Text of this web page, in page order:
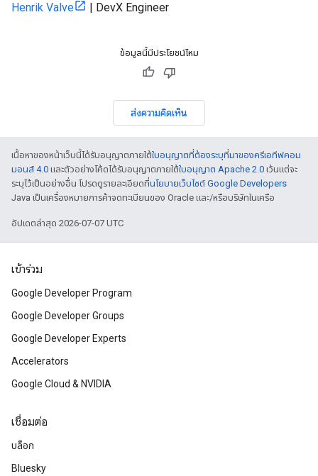
Henrik Valve | DevX Engineer
ข้อมูลนี้มีประโยชน์ไหม
ส่งความคิดเห็น
เนื้อหาของหน้าเว็บนี้ได้รับอนุญาตภายใต้ใบอนุญาตที่ต้องระบุที่มาของครีเอทีฟคอม
มอนส์ 4.0 และตัวอย่างโค้ดได้รับอนุญาตภายใต้ใบอนุญาต Apache 2.0 เว้นแต่จะ
ระบุไว้เป็นอย่างอื่น โปรดดูรายละเอียดที่นโยบายเว็บไซต์ Google Developers
Java เป็นเครื่องหมายการค้าจดทะเบียนของ Oracle และ/หรือบริษัทในเครือ
อัปเดตล่าสุด 2026-07-07 UTC
เข้าร่วม
Google Developer Program
Google Developer Groups
Google Developer Experts
Accelerators
Google Cloud & NVIDIA
เชื่อมต่อ
บล็อก
Bluesky